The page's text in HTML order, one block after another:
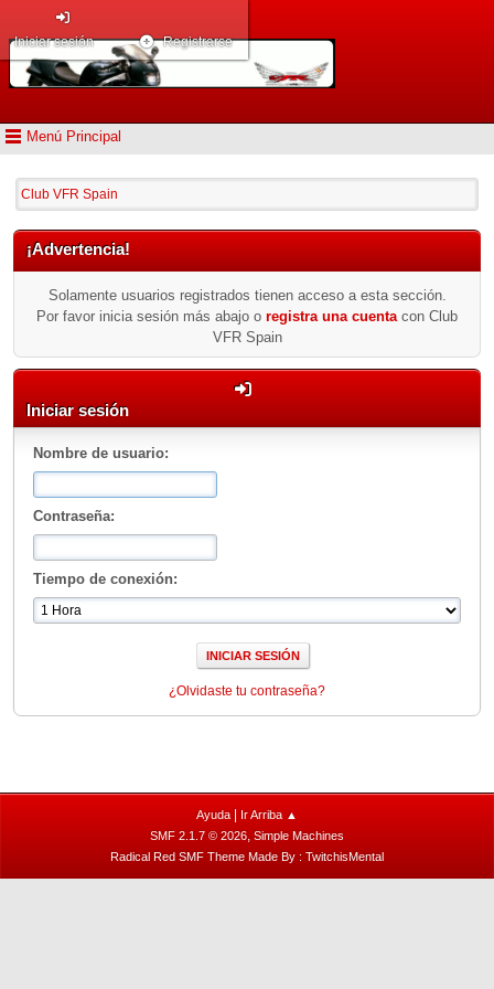
Menú Principal
Iniciar sesión Registrarse
Club VFR Spain
¡Advertencia!
Solamente usuarios registrados tienen acceso a esta sección.
Por favor inicia sesión más abajo o registra una cuenta con Club
VFR Spain
Iniciar sesión
Nombre de usuario:
Contraseña:
Tiempo de conexión:
¿Olvidaste tu contraseña?
Ayuda
Ir Arriba ▲
SMF 2.1.7 © 2026, Simple Machines
Radical Red SMF Theme Made By : TwitchisMental